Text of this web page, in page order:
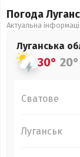
Погода
Актуальна
Луганська
30° 20°
Сватове
Луганськ